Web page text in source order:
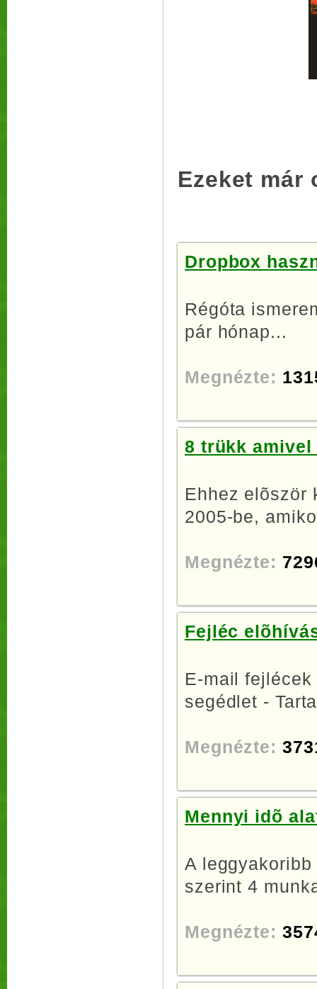
Ezeket már
Dropbox
Régóta
pár hónap...
Megnézte:
8 trükk amivel
Ehhez elõször
2005-be,
Megnézte:
Fejléc
E-mail
segédlet -
Megnézte:
Mennyi idõ
A
szerint 4
Megnézte: